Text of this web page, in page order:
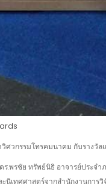
ศวกรรมโทรคมนาคม กับรางวั
.พรชัย ทรัพย์นิธิ อาจารย์ประจ
นิเทศศาสตร์จากสำนักงานการ